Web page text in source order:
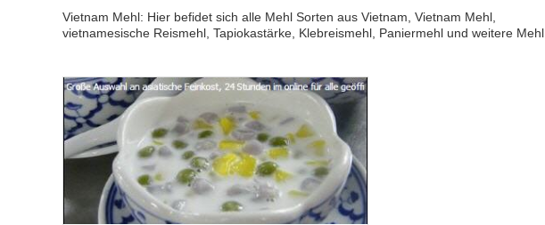
Vietnam Mehl: Hier befidet sich alle Mehl Sorten aus Vietnam, Vietnam Mehl,
vietnamesische Reismehl, Tapiokastärke, Klebreismehl, Paniermehl und weitere Mehl.